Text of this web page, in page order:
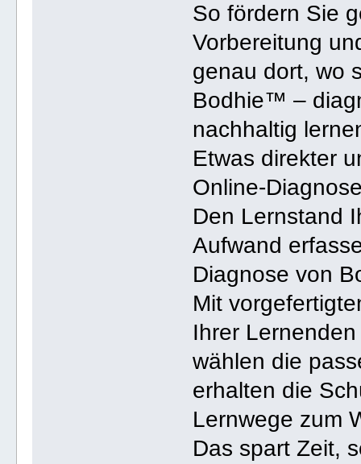
So fördern Sie
Vorbereitung
genau dort, wo
Bodhie™ –
nachhaltig
Etwas direkter
Online-
Den Lernstand
Aufwand
Diagnose von
Mit
Ihrer
wählen die
erhalten die
Lernwege zum
Das spart Zeit,